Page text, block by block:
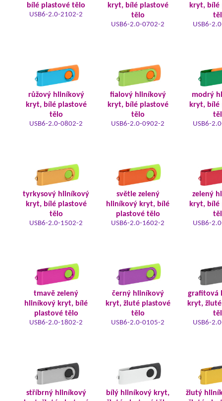
bílé plastové tělo
USB6-2.0-2102-2
kryt, bílé plastové
tělo
USB6-2.0-0702-2
kryt, bílé
USB6-
růžový hliníkový
kryt, bílé plastové
tělo
USB6-2.0-0802-2
fialový hliníkový
kryt, bílé plastové
tělo
USB6-2.0-0902-2
modrý
kryt, bílé
USB6-
tyrkysový hliníkový
kryt, bílé plastové
tělo
USB6-2.0-1502-2
světle zelený
hliníkový kryt, bílé
plastové tělo
USB6-2.0-1602-2
zelený
kryt, bílé
USB6-
tmavě zelený
hliníkový kryt, bílé
plastové tělo
USB6-2.0-1802-2
černý hliníkový
kryt, žluté plastové
tělo
USB6-2.0-0105-2
grafitová
kryt,
USB6-
stříbrný hliníkový
bílý hliníkový kryt,
žlutý